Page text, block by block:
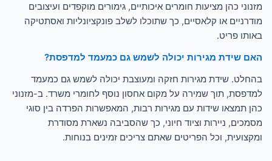
מזנוני כהן מציעות חומרים איכותיים, גימורים מוקפדים ועיצובים
מודרניים או קלאסיים, כך שתוכלו לשלב פונקציונליות ואסתטיקה
באותו פריט.
האם שידת מגירות יכולה לשמש גם כמעמד למדפסת?
בהחלט. שידת מגירות חזקה ומעוצבת יכולה לשמש גם כמעמד
למדפסת, תוך שמירה על מקום אחסון נוסף לחומרי משרד. ב-מזנוני
כהן תמצאו שידות עם מגירות רבות, המאפשרות הפרדה בין סוגי
מסמכים, ניירות וציוד חיוני, כך שהסביבה נשארת מסודרת
ומקצועית, וכל הפריטים שאתם צריכים זמינים בנוחות.